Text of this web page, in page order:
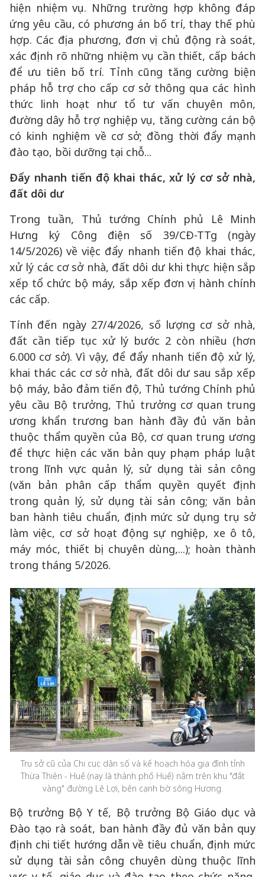
hiện nhiệm vụ. Những trường hợp không đáp
ứng yêu cầu, có phương án bố trí, thay thế phù
hợp. Các địa phương, đơn vị chủ động rà soát,
xác định rõ những nhiệm vụ cần thiết, cấp bách
để ưu tiên bố trí. Tỉnh cũng tăng cường biện
pháp hỗ trợ cho cấp cơ sở thông qua các hình
thức linh hoạt như tổ tư vấn chuyên môn,
đường dây hỗ trợ nghiệp vụ, tăng cường cán bộ
có kinh nghiệm về cơ sở; đồng thời đẩy mạnh
đào tạo, bồi dưỡng tại chỗ...
Đẩy nhanh tiến độ khai thác, xử lý cơ sở nhà,
đất dôi dư
Trong tuần, Thủ tướng Chính phủ Lê Minh
Hưng ký Công điện số 39/CĐ-TTg (ngày
14/5/2026) về việc đẩy nhanh tiến độ khai thác,
xử lý các cơ sở nhà, đất dôi dư khi thực hiện sắp
xếp tổ chức bộ máy, sắp xếp đơn vị hành chính
các cấp.
Tính đến ngày 27/4/2026, số lượng cơ sở nhà,
đất cần tiếp tục xử lý bước 2 còn nhiều (hơn
6.000 cơ sở). Vì vậy, để đẩy nhanh tiến độ xử lý,
khai thác các cơ sở nhà, đất dôi dư sau sắp xếp
bộ máy, bảo đảm tiến độ, Thủ tướng Chính phủ
yêu cầu Bộ trưởng, Thủ trưởng cơ quan trung
ương khẩn trương ban hành đầy đủ văn bản
thuộc thẩm quyền của Bộ, cơ quan trung ương
để thực hiện các văn bản quy phạm pháp luật
trong lĩnh vực quản lý, sử dụng tài sản công
(văn bản phân cấp thẩm quyền quyết định
trong quản lý, sử dụng tài sản công; văn bản
ban hành tiêu chuẩn, định mức sử dụng trụ sở
làm việc, cơ sở hoạt động sự nghiệp, xe ô tô,
máy móc, thiết bị chuyên dùng,...); hoàn thành
trong tháng 5/2026.
Trụ sở cũ của Chi cục dân số và kế hoạch hóa gia đình tỉnh
Thừa Thiên - Huế (nay là thành phố Huế) nằm trên khu "đất
vàng" đường Lê Lợi, bên cạnh bờ sông Hương.
Bộ trưởng Bộ Y tế, Bộ trưởng Bộ Giáo dục và
Đào tạo rà soát, ban hành đầy đủ văn bản quy
định chi tiết hướng dẫn về tiêu chuẩn, định mức
sử dụng tài sản công chuyên dùng thuộc lĩnh